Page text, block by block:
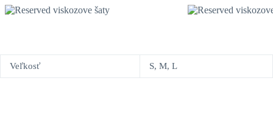
Veľkosť S, M, L